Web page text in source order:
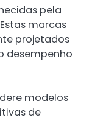
pela
marcas
projetados
desempenho
modelos
de